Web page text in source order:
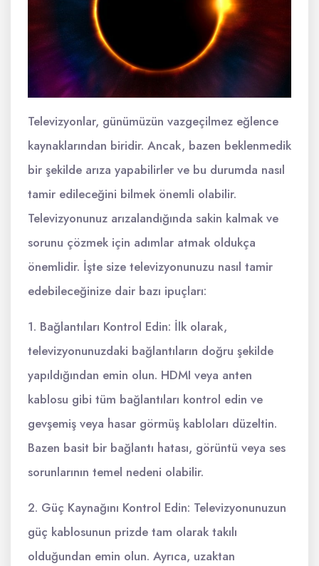
Televizyonlar, günümüzün vazgeçilmez eğlence
kaynaklarından biridir. Ancak, bazen beklenmedik
bir şekilde arıza yapabilirler ve bu durumda nasıl
tamir edileceğini bilmek önemli olabilir.
Televizyonunuz arızalandığında sakin kalmak ve
sorunu çözmek için adımlar atmak oldukça
önemlidir. İşte size televizyonunuzu nasıl tamir
edebileceğinize dair bazı ipuçları:
1. Bağlantıları Kontrol Edin: İlk olarak,
televizyonunuzdaki bağlantıların doğru şekilde
yapıldığından emin olun. HDMI veya anten
kablosu gibi tüm bağlantıları kontrol edin ve
gevşemiş veya hasar görmüş kabloları düzeltin.
Bazen basit bir bağlantı hatası, görüntü veya ses
sorunlarının temel nedeni olabilir.
2. Güç Kaynağını Kontrol Edin: Televizyonunuzun
güç kablosunun prizde tam olarak takılı
olduğundan emin olun. Ayrıca, uzaktan